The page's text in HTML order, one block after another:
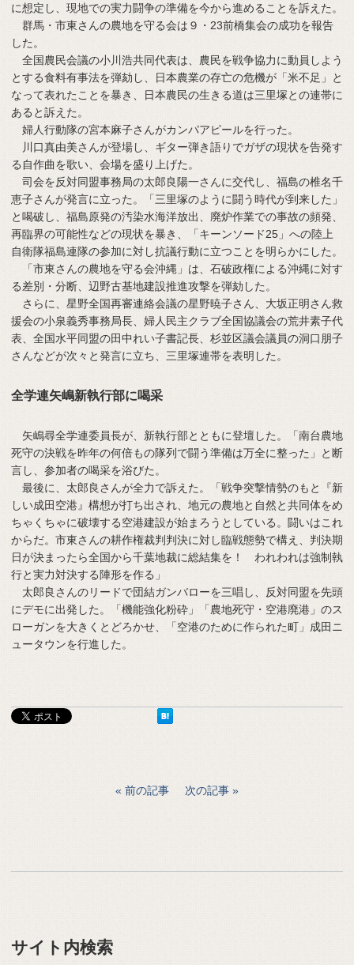
に想定し、現地での実力闘争の準備を今から進めることを訴えた。
群馬・市東さんの農地を守る会は９・23前橋集会の成功を報告
した。
全国農民会議の小川浩共同代表は、農民を戦争協力に動員しよう
とする食料有事法を弾劾し、日本農業の存亡の危機が「米不足」と
なって表れたことを暴き、日本農民の生きる道は三里塚との連帯に
あると訴えた。
婦人行動隊の宮本麻子さんがカンパアピールを行った。
川口真由美さんが登場し、ギター弾き語りでガザの現状を告発す
る自作曲を歌い、会場を盛り上げた。
司会を反対同盟事務局の太郎良陽一さんに交代し、福島の椎名千
恵子さんが発言に立った。「三里塚のように闘う時代が到来した」
と喝破し、福島原発の汚染水海洋放出、廃炉作業での事故の頻発、
再臨界の可能性などの現状を暴き、「キーンソード25」への陸上
自衛隊福島連隊の参加に対し抗議行動に立つことを明らかにした。
「市東さんの農地を守る会沖縄」は、石破政権による沖縄に対す
る差別・分断、辺野古基地建設推進攻撃を弾劾した。
さらに、星野全国再審連絡会議の星野暁子さん、大坂正明さん救
援会の小泉義秀事務局長、婦人民主クラブ全国協議会の荒井素子代
表、全国水平同盟の田中れい子書記長、杉並区議会議員の洞口朋子
さんなどが次々と発言に立ち、三里塚連帯を表明した。
全学連矢嶋新執行部に喝采
矢嶋尋全学連委員長が、新執行部とともに登壇した。「南台農地
死守の決戦を昨年の何倍もの隊列で闘う準備は万全に整った」と断
言し、参加者の喝采を浴びた。
最後に、太郎良さんが全力で訴えた。「戦争突撃情勢のもと『新
しい成田空港』構想が打ち出され、地元の農地と自然と共同体をめ
ちゃくちゃに破壊する空港建設が始まろうとしている。闘いはこれ
からだ。市東さんの耕作権裁判判決に対し臨戦態勢で構え、判決期
日が決まったら全国から千葉地裁に総結集を！ われわれは強制執
行と実力対決する陣形を作る」
太郎良さんのリードで団結ガンバローを三唱し、反対同盟を先頭
にデモに出発した。「機能強化粉砕」「農地死守・空港廃港」のス
ローガンを大きくとどろかせ、「空港のために作られた町」成田ニ
ュータウンを行進した。
前の記事 次の記事
サイト内検索